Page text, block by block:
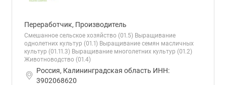
Переработчик, Производитель
Смешанное сельское хозяйство (01.5) Выращивание
однолетних культур (01.1) Выращивание семян масличных
культур (01.11.3) Выращивание многолетних культур (01.2)
Животноводство (01.4)
Россия, Калининградская область ИНН:
3902068620